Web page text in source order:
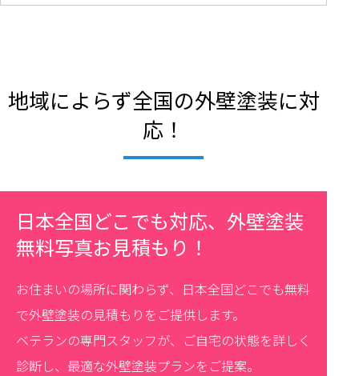
地域によらず全国の外壁塗装に対
応！
日本全国どこでも対応、外壁塗装
無料写真お見積もり！
お住まいの場所に関わらず、日本全国どこでも無料
で外壁塗装の見積もりをご提供します。
ベテランの専門スタッフが、ご自宅の状態を詳しく
診断し、最適な外壁塗装プランをご提案。